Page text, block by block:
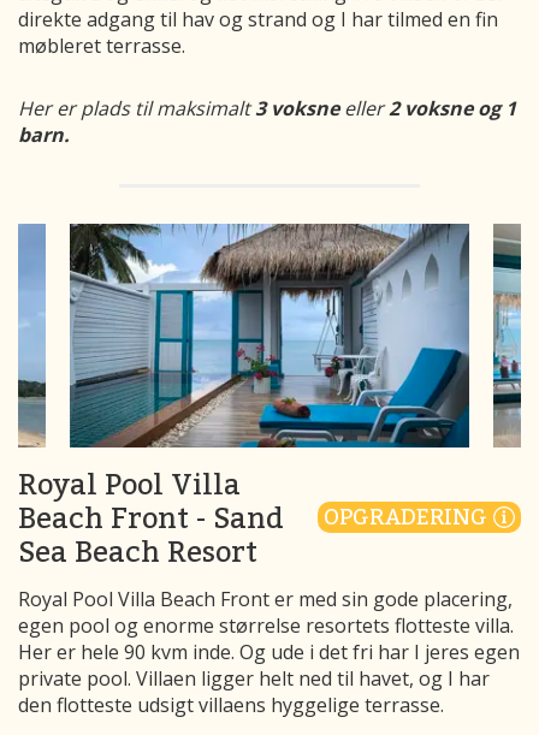
direkte adgang til hav og strand og I har tilmed en fin
møbleret terrasse.
Her er plads til maksimalt3 voksneeller2 voksne og 1
barn.
Royal Pool Villa
Beach Front - Sand
Sea Beach Resort
OPGRADERING
Royal Pool Villa Beach Front er med sin gode placering,
egen pool og enorme størrelse resortets flotteste villa.
Her er hele 90 kvm inde. Og ude i det fri har I jeres egen
private pool. Villaen ligger helt ned til havet, og I har
den flotteste udsigt villaens hyggelige terrasse.